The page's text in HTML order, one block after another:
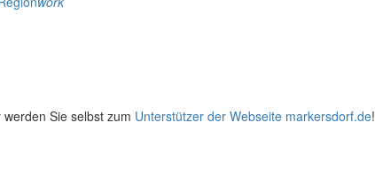
Sie selbst zum Unterstützer der Webseite markersdorf.de!